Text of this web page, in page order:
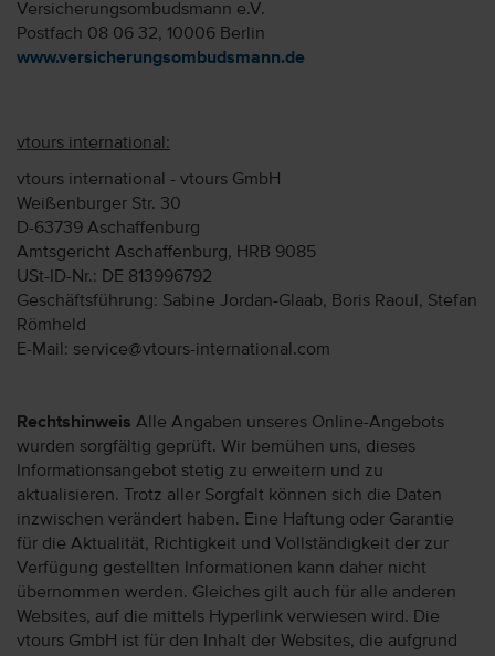
Versicherungsombudsmann e.V.
Postfach 08 06 32, 10006 Berlin
www.versicherungsombudsmann.de
vtours international:
vtours international - vtours GmbH
Weißenburger Str. 30
D-63739 Aschaffenburg
Amtsgericht Aschaffenburg, HRB 9085
USt-ID-Nr.: DE 813996792
Geschäftsführung: Sabine Jordan-Glaab, Boris Raoul, Stefan
Römheld
E-Mail: service@vtours-international.com
Rechtshinweis Alle Angaben unseres Online-Angebots
wurden sorgfältig geprüft. Wir bemühen uns, dieses
Informationsangebot stetig zu erweitern und zu
aktualisieren. Trotz aller Sorgfalt können sich die Daten
inzwischen verändert haben. Eine Haftung oder Garantie
für die Aktualität, Richtigkeit und Vollständigkeit der zur
Verfügung gestellten Informationen kann daher nicht
übernommen werden. Gleiches gilt auch für alle anderen
Websites, auf die mittels Hyperlink verwiesen wird. Die
vtours GmbH ist für den Inhalt der Websites, die aufgrund